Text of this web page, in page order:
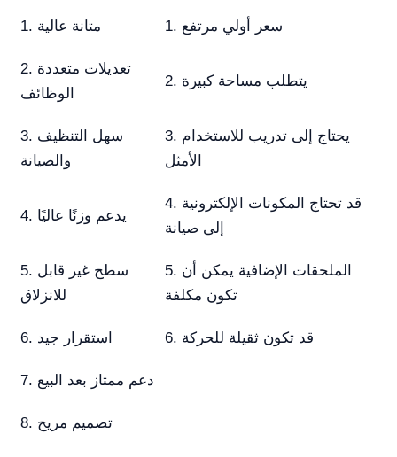
1. متانة عالية 1. سعر أولي مرتفع
2. تعديلات متعددة
الوظائف
2. يتطلب مساحة كبيرة
3. سهل التنظيف
والصيانة
3. يحتاج إلى تدريب للاستخدام
الأمثل
4. يدعم وزنًا عاليًا
4. قد تحتاج المكونات الإلكترونية
إلى صيانة
5. سطح غير قابل
للانزلاق
5. الملحقات الإضافية يمكن أن
تكون مكلفة
6. استقرار جيد 6. قد تكون ثقيلة للحركة
7. دعم ممتاز بعد البيع
8. تصميم مريح